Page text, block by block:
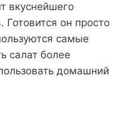
вкуснейшего
Готовится он просто
самые
салат более
домашний